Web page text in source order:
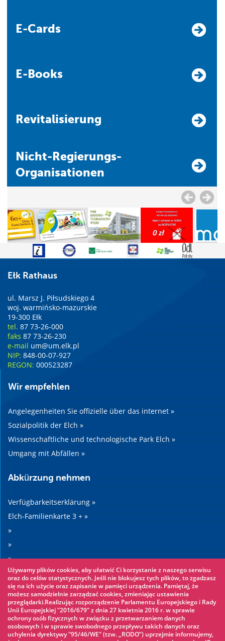
E-Cards
E-Books
Revitalisierung
Nicht-Regierungs-
Organisationen
Ełk Rathaus
ul. Marsz J. Piłsudskiego 4
woj. warmińsko-mazurskie
19-300 Ełk
tel. 87 73-26-000
faks 87 73-26-230
e-mail um@um.elk.pl
NIP: 848-00-07-927
REGON: 000523287
Wir empfehlen
Angelegenheiten Sie offizielle über das internet »
Sozialpolitik der Elch »
Wissenschaftliche und technologische Park Elch »
Umgang mit Abfällen »
Abkürzung nehmen
Verfügbarkeitserklärung »
Elch-Familienkarte 3 + »
»
»
»
»
Sehenswertes
Seilpark »
Wasserpark »
Używamy plików cookies, aby ułatwić Ci korzystanie z naszego serwisu
oraz do celów statystycznych. Jeśli nie blokujesz tych plików, to zgadzasz
się na ich użycie oraz zapisanie w pamięci urządzenia. Pamiętaj, że
możesz samodzielnie zarządzać cookies, zmieniając ustawienia
przeglądarki.Realizując rozporządzenie Parlamentu Europejskiego i Rady
Unii Europejskiej "2016/679" z dnia 27 kwietnia 2016 r. w sprawie
ochrony osób fizycznych w związku z przetwarzaniem danych
osobowych i w sprawie swobodnego przepływu takich danych oraz
uchylenia dyrektywy "95/46/WE" (tzw. „RODO”) uprzejmie informujemy,